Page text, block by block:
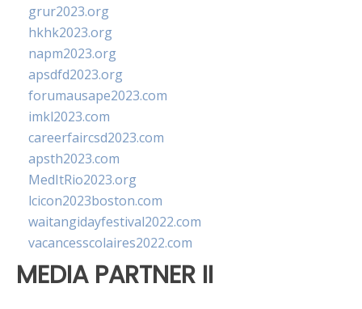
grur2023.org
hkhk2023.org
napm2023.org
apsdfd2023.org
forumausape2023.com
imkl2023.com
careerfaircsd2023.com
apsth2023.com
MedItRio2023.org
lcicon2023boston.com
waitangidayfestival2022.com
vacancesscolaires2022.com
MEDIA PARTNER II